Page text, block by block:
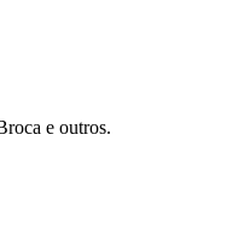
e outros.